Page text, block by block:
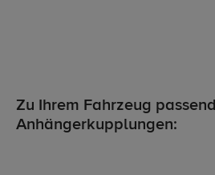
Zu Ihrem Fahrzeug
Anhängerkupplungen: